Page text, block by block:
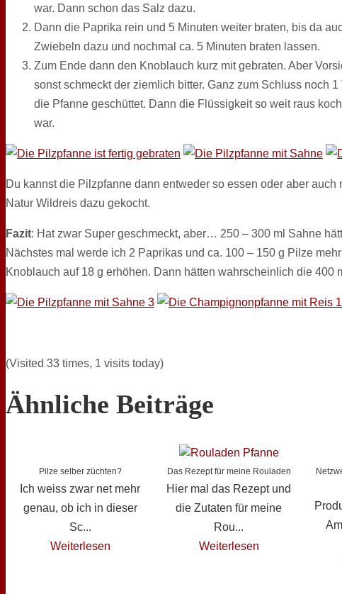
war. Dann schon das Salz dazu.
Dann die Paprika rein und 5 Minuten weiter braten, bis da
Zwiebeln dazu und nochmal ca. 5 Minuten braten lassen.
Zum Ende dann den Knoblauch kurz mit gebraten. Aber
sonst schmeckt der ziemlich bitter. Ganz zum Schluss noch
die Pfanne geschüttet. Dann die Flüssigkeit so weit raus
war.
Du kannst die Pilzpfanne dann entweder so essen oder aber
Natur Wildreis dazu gekocht.
Fazit: Hat zwar Super geschmeckt, aber… 250 – 300 ml Sahne
Nächstes mal werde ich 2 Paprikas und ca. 100 – 150 g Pilze
Knoblauch auf 18 g erhöhen. Dann hätten wahrscheinlich die 400
(Visited 33 times, 1 visits today)
Ähnliche Beiträge
Pilze selber züchten?
Ich weiss zwar net mehr
genau, ob ich in dieser
Sc...
Weiterlesen
Das Rezept für meine Rouladen
Hier mal das Rezept und
die Zutaten für meine
Rou...
Weiterlesen